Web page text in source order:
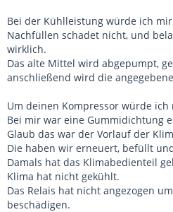
Bei der Kühlleistung würde ich
Nachfüllen schadet nicht, und
wirklich.
Das alte Mittel wird abgepumpt,
anschließend wird die
Um deinen Kompressor würde ich
Bei mir war eine Gummidichtung
Glaub das war der Vorlauf der
Die haben wir erneuert, befüllt
Damals hat das Klimabedienteil
Klima hat nicht gekühlt.
Das Relais hat nicht angezogen
beschädigen.